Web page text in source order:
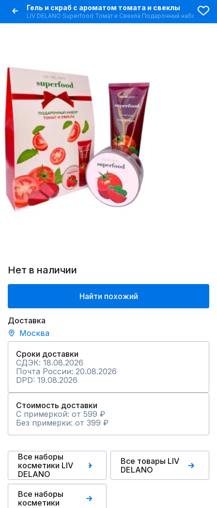
Гель и скраб с ароматом томата и свеклы
LIV DELANO Superfood Томат и Свекла Подарочный набор
Нет в наличии
Найти похожий
Доставка
Москва
Сроки доставки
СДЭК: 18.08.2026
Почта России: 20.08.2026
DPD: 19.08.2026
Стоимость доставки
С примеркой: от 599 ₽
Без примерки: от 399 ₽
Все наборы
косметики LIV
DELANO
Все товары LIV
DELANO
Все наборы
косметики